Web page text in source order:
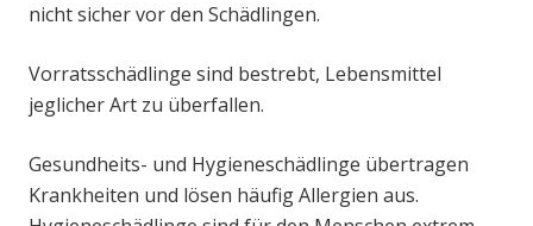
nicht sicher vor den Schädlingen.
Vorratsschädlinge sind bestrebt, Lebensmittel
jeglicher Art zu überfallen.
Gesundheits- und Hygieneschädlinge übertragen
Krankheiten und lösen häufig Allergien aus.